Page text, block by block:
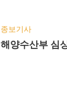
종보기사
해양수산부 심